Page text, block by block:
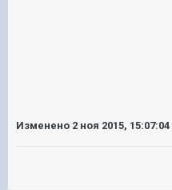
Изменено 2 ноя 2015, 15:07:04